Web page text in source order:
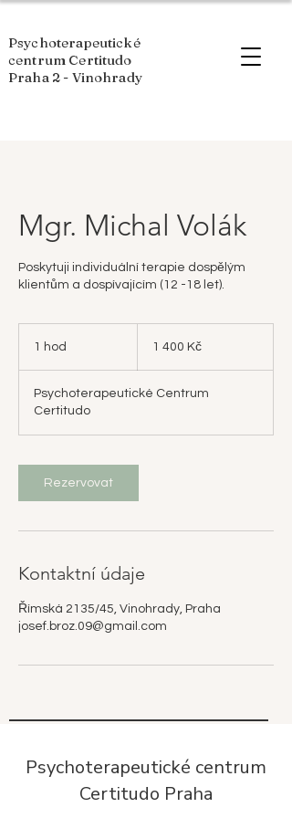
Psychoterapeutické
centrum Certitudo
Praha 2 - Vinohrady
Mgr. Michal Volák
Poskytuji individuální terapie dospělým
klientům a dospívajícím (12 -18 let).
1 hod
korun1 400 Kč
Psychoterapeutické Centrum
Certitudo
Rezervovat
Kontaktní údaje
Římská 2135/45, Vinohrady, Praha
josef.broz.09@gmail.com
Psychoterapeutické centrum
Certitudo Praha